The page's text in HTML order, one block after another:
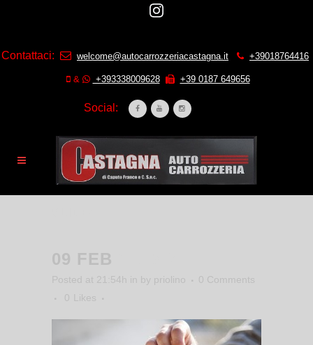
Contattaci: welcome@autocarrozzeriacastagna.it +39018764416
& +393338009628 +39 0187 649656
Social:
09 FEB
Posted at 21:54h in by priolino
0 Comments
0
Likes